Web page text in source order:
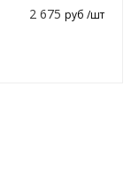
2 675руб /шт